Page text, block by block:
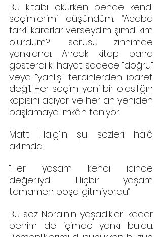
Bu kitabı okurken bende kendi
seçimlerimi düşündüm. “Acaba
farklı kararlar verseydim şimdi kim
olurdum?” sorusu zihnimde
yankılandı. Ancak kitap bana
gösterdi ki hayat sadece “doğru”
veya “yanlış” tercihlerden ibaret
değil. Her seçim yeni bir olasılığın
kapısını açıyor ve her an yeniden
başlamaya imkân tanıyor.
Matt Haig’in şu sözleri hâlâ
aklımda:
“Her yaşam kendi içinde
değerliydi. Hiçbir yaşam
tamamen boşa gitmiyordu”
Bu söz Nora’nın yaşadıkları kadar
benim de içimde yankı buldu.